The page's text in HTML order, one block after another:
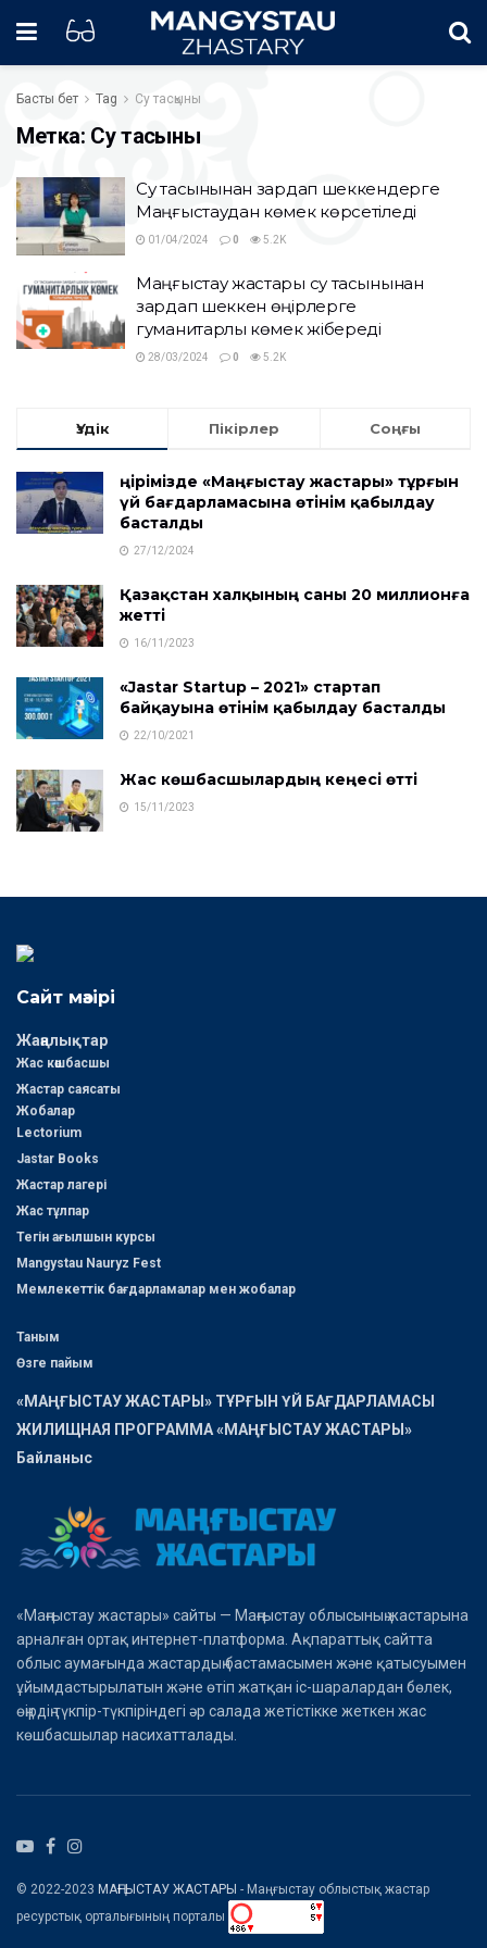
Басты бет Tag Су тасқыны
Метка: Су тасқыны
Су тасқынынан зардап шеккендерге
Маңғыстаудан көмек көрсетіледі
01/04/2024 0 5.2K
Маңғыстау жастары су тасқынынан
зардап шеккен өңірлерге
гуманитарлық көмек жібереді
28/03/2024 0 5.2K
Үздік Пікірлер Соңғы
Өңірімізде «Маңғыстау жастары» тұрғын
үй бағдарламасына өтінім қабылдау
басталды
27/12/2024
Қазақстан халқының саны 20 миллионға
жетті
16/11/2023
«Jastar Startup – 2021» стартап
байқауына өтінім қабылдау басталды
22/10/2021
Жас көшбасшылардың кеңесі өтті
15/11/2023
Сайт мәзірі
Жаңалықтар
Жас көшбасшы
Жастар саясаты
Жобалар
Lectorium
Jastar Books
Жастар лагері
Жас тұлпар
Тегін ағылшын курсы
Mangystau Nauryz Fest
Мемлекеттік бағдарламалар мен жобалар
Таным
Өзге пайым
«МАҢҒЫСТАУ ЖАСТАРЫ» ТҰРҒЫН ҮЙ БАҒДАРЛАМАСЫ
ЖИЛИЩНАЯ ПРОГРАММА «МАҢҒЫСТАУ ЖАСТАРЫ»
Байланыс
«Маңғыстау жастары» сайты — Маңғыстау облысының жастарына
арналған ортақ интернет-платформа. Ақпараттық сайтта
облыс аумағында жастардың бастамасымен және қатысуымен
ұйымдастырылатын және өтіп жатқан іс-шаралардан бөлек,
өңірдің түкпір-түкпіріндегі әр салада жетістікке жеткен жас
көшбасшылар насихатталады.
© 2022-2023 МАҢҒЫСТАУ ЖАСТАРЫ - Маңғыстау облыстық жастар
ресурстық орталығының порталы